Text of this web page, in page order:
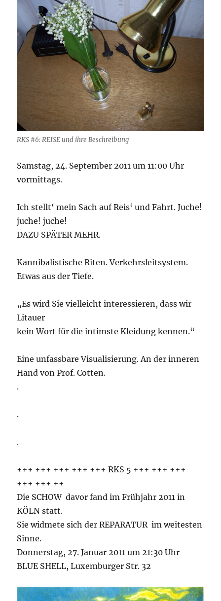
RKS #6: REISE und ihre Beschreibung
Samstag, 24. September 2011 um 11:00 Uhr
vormittags.
Ich stellt‘ mein Sach auf Reis‘ und Fahrt. Juche!
juche! juche!
DAZU SPÄTER MEHR.
Kannibalistische Riten. Verkehrsleitsystem.
Etwas aus der Tiefe.
„Es wird Sie vielleicht interessieren, dass wir
Litauer
kein Wort für die intimste Kleidung kennen.“
Eine unfassbare Visualisierung. An der inneren
Hand von Prof. Cotten.
.
.
.
+++ +++ +++ +++ +++ RKS 5 +++ +++ +++
+++ +++ ++
Die SCHOW davor fand im Frühjahr 2011 in
KÖLN statt.
Sie widmete sich der REPARATUR im weitesten
Sinne.
Donnerstag, 27. Januar 2011 um 21:30 Uhr
BLUE SHELL, Luxemburger Str. 32